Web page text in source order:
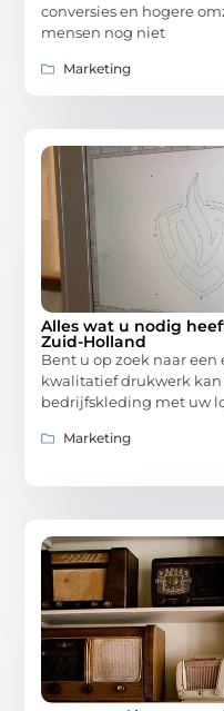
conversies en hogere
mensen nog niet
Marketing
Alles wat u nodig
Zuid-Holland
Bent u op zoek naar
kwalitatief drukwerk
bedrijfskleding met uw
Marketing